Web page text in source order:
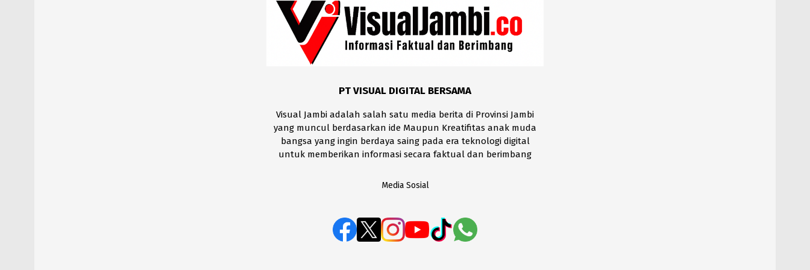
PT VISUAL DIGITAL BERSAMA
Visual Jambi adalah salah satu media berita di Provinsi Jambi
yang muncul berdasarkan ide Maupun Kreatifitas anak muda
bangsa yang ingin berdaya saing pada era teknologi digital
untuk memberikan informasi secara faktual dan berimbang
Media Sosial